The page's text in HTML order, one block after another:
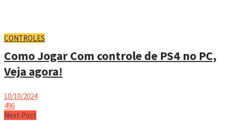
CONTROLES
Como Jogar Com controle de PS4 no PC,
Veja agora!
10/10/2024
496
Next Post